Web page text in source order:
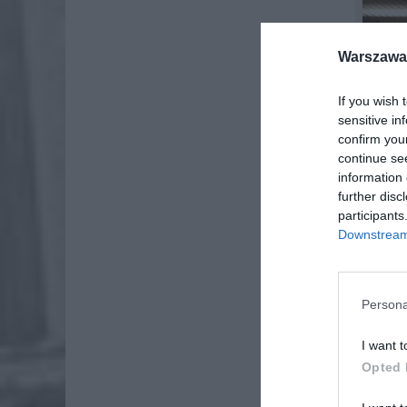
If you wish
sensitive
confirm
continue
information
further
I want
Opted
Gdański.